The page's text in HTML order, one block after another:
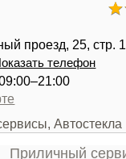
проезд, 25, стр. 1
телефон
Автостекла